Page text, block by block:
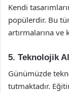
Kendi
popülerdir. Bu
artırmalarına ve
5. Teknolojik
Günümüzde
tutmaktadır.